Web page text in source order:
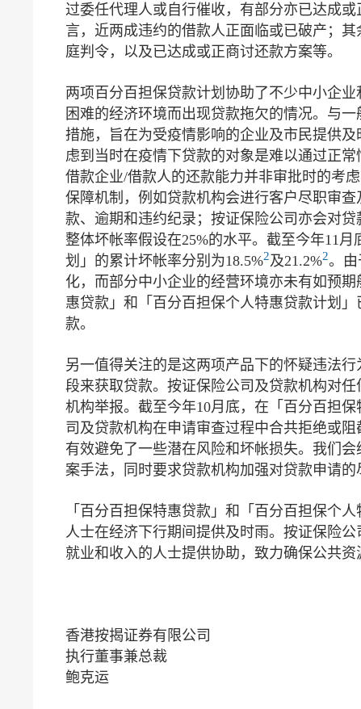
过委任代理人或自行催收，有部分亦已达成
言，近两成违约的借款人正面临或已破产；
庭判令，以及已达成或正商讨还款方案等。
两项百分百担保贷款计划协助了不少中小企
困难的经济环境而出现贷款拖欠的情况。与
措施，旨在为受疫情影响的企业及市民提供
虑到当时在疫情下贷款的对象是难以通过正
借款企业/借款人的还款能力并非审批时的考
保障机制，例如贷款机构会进行客户尽职审
款、逾期和违约纪录；按证保险公司亦会对
整体坏帐率假设在25%的水平。截至今年11
划」的累计坏帐率分别为18.5%2及21.2%2。由
化，而部分中小企业的经营环境亦未有如预
惠贷款」和「百分百担保个人特惠贷款计划
款。
另一值得关注的是这两项产品下的怀疑违法
段来获取贷款。按证保险公司及贷款机构对
机构举报。截至今年10月底，在「百分百担
司及贷款机构在申请审查过程中合共拒绝或阻
有效避免了一些潜在风险和坏帐损失。我们
案手法，同时要求贷款机构加强对贷款申请
「百分百担保特惠贷款」和「百分百担保个
人士在经济下行期间提供及时雨。按证保险
就业和收入的人士提供协助，致力确保公共资
香港按揭证券有限公司
执行董事兼总裁
鲍克运